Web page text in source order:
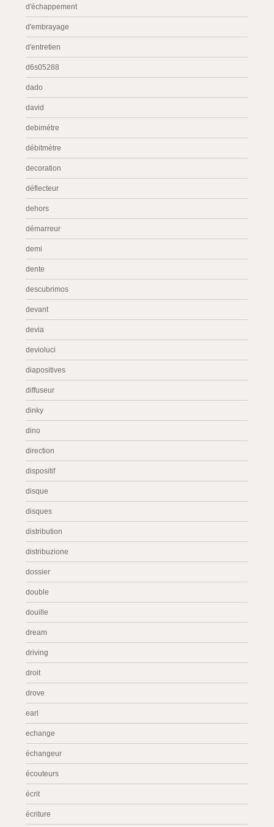
d'échappement
d'embrayage
d'entretien
d6s05288
dado
david
debimétre
débitmètre
decoration
déflecteur
dehors
démarreur
demi
dente
descubrimos
devant
devia
devioluci
diapositives
diffuseur
dinky
dino
direction
dispositif
disque
disques
distribution
distribuzione
dossier
double
douille
dream
driving
droit
drove
earl
echange
échangeur
écouteurs
écrit
écriture